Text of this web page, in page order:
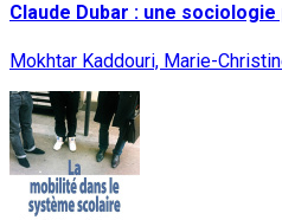
Claude Dubar : une
Mokhtar Kaddouri, Marie-